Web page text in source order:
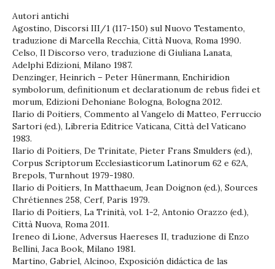
Autori antichi
Agostino, Discorsi III/1 (117-150) sul Nuovo Testamento,
traduzione di Marcella Recchia, Città Nuova, Roma 1990.
Celso, Il Discorso vero, traduzione di Giuliana Lanata,
Adelphi Edizioni, Milano 1987.
Denzinger, Heinrich – Peter Hünermann, Enchiridion
symbolorum, definitionum et declarationum de rebus fidei et
morum, Edizioni Dehoniane Bologna, Bologna 2012.
Ilario di Poitiers, Commento al Vangelo di Matteo, Ferruccio
Sartori (ed.), Libreria Editrice Vaticana, Città del Vaticano
1983.
Ilario di Poitiers, De Trinitate, Pieter Frans Smulders (ed.),
Corpus Scriptorum Ecclesiasticorum Latinorum 62 e 62A,
Brepols, Turnhout 1979-1980.
Ilario di Poitiers, In Matthaeum, Jean Doignon (ed.), Sources
Chrétiennes 258, Cerf, Paris 1979.
Ilario di Poitiers, La Trinità, vol. 1-2, Antonio Orazzo (ed.),
Città Nuova, Roma 2011.
Ireneo di Lione, Adversus Haereses II, traduzione di Enzo
Bellini, Jaca Book, Milano 1981.
Martino, Gabriel, Alcinoo, Exposición didáctica de las